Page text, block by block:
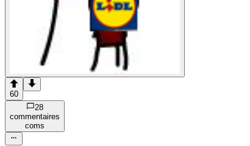
60
28
commentaires
coms